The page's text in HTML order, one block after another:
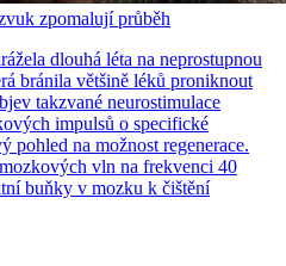
zpomalují průběh
dlouhá léta na neprostupnou
bránila většině léků proniknout
takzvané neurostimulace
impulsů o specifické
pohled na možnost regenerace.
vln na frekvenci 40
buňky v mozku k čištění